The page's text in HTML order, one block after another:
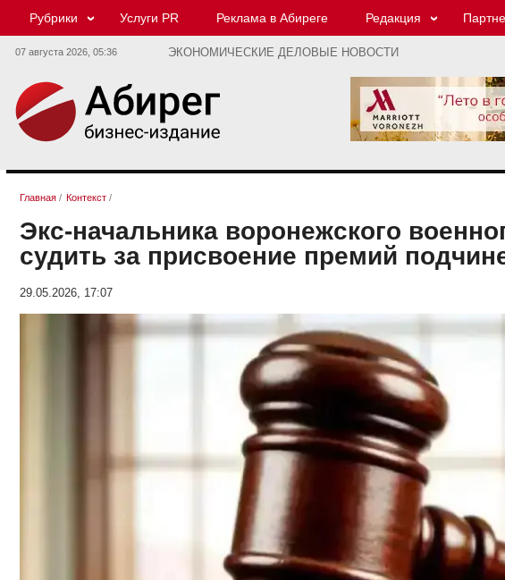
Рубрики Услуги PR Реклама в Абиреге Редакция
07 августа 2026, 05:36 ЭКОНОМИЧЕСКИЕ ДЕЛОВЫЕ НОВОСТИ
Главная / Контекст /
Экс-начальника воронежского
судить за присвоение премий
29.05.2026, 17:07